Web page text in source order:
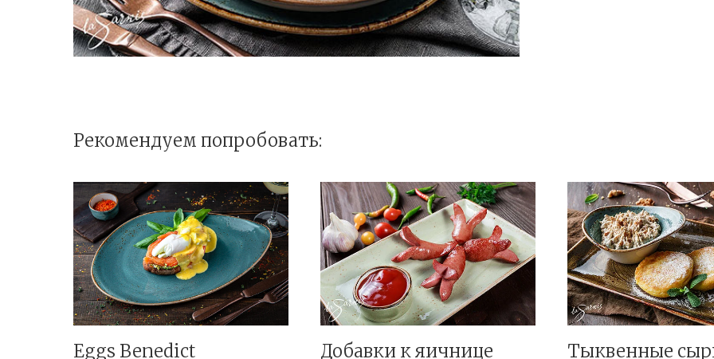
Рекомендуем попробовать:
Eggs Benedict Добавки к яичнице Тыквенные